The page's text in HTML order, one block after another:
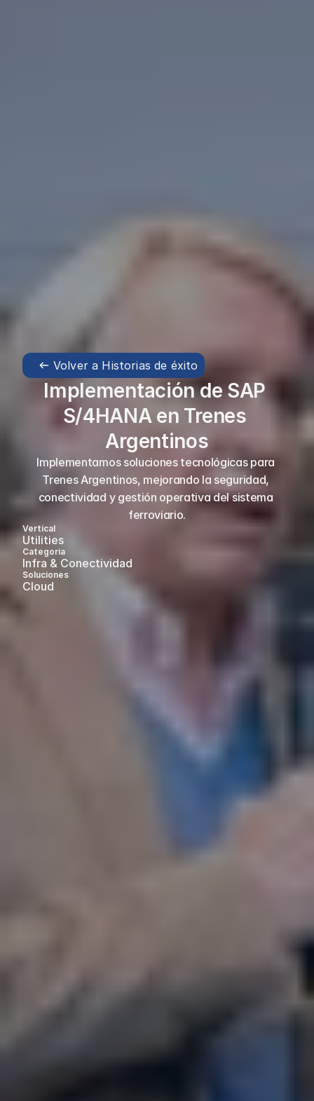
Volver a Historias de éxito
Implementación de SAP
S/4HANA en Trenes
Argentinos
Implementamos soluciones tecnológicas para
Trenes Argentinos, mejorando la seguridad,
conectividad y gestión operativa del sistema
ferroviario.
Vertical
Utilities
Categoria
Infra & Conectividad
Soluciones
Cloud